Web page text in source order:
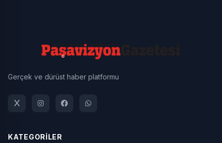
Gerçek ve dürüst haber platformu
KATEGORİLER